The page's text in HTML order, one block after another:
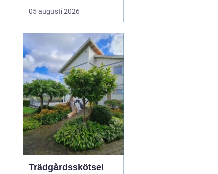
många företagare i
Stockholm är den ett
ett underlag för nya
beslut och ett krav som
måste bli rätt från
början. När tidsbrist,
regelverk och osäkerhet
...
05 augusti 2026
Trädgårdsskötsel